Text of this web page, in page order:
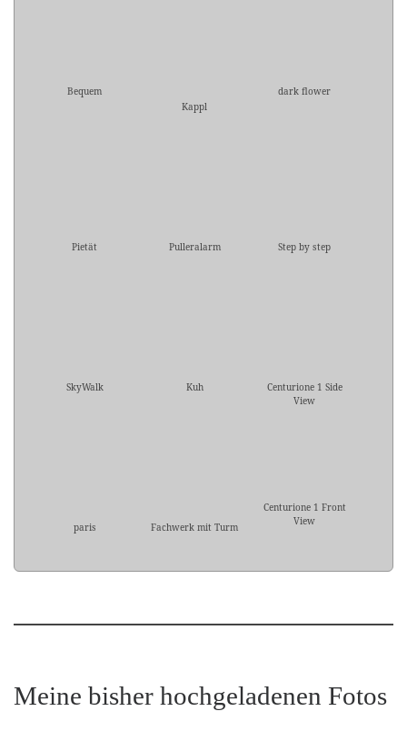
Bequem
Kappl
dark flower
Pietät Pulleralarm Step by step
SkyWalk Kuh
Centurione 1 Side
View
paris Fachwerk mit Turm
Centurione 1 Front
View
Meine bisher hochgeladenen Fotos